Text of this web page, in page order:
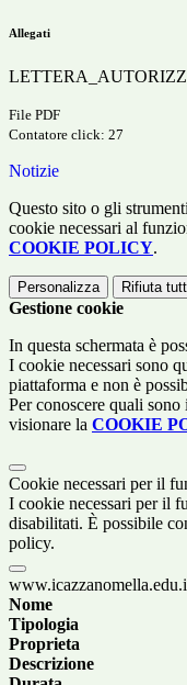
Allegati
File PDF
Contatore click: 27
Notizie
Questo sito o gli
cookie necessari al
COOKIE POLICY.
Personalizza Rifiuta
Gestione cookie
In questa schermata è
I cookie necessari sono
piattaforma e non è
Per conoscere quali
visionare la COOKIE
Cookie necessari per il
I cookie necessari per il
disabilitati. È possibile
policy.
Nome
Tipologia
Proprieta
Descrizione